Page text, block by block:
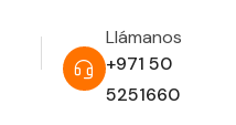
Llámanos
+971 50
5251660